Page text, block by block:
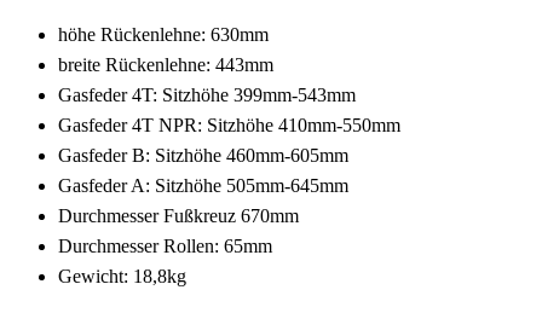
höhe Rückenlehne: 630mm
breite Rückenlehne: 443mm
Gasfeder 4T: Sitzhöhe 399mm-543mm
Gasfeder 4T NPR: Sitzhöhe 410mm-550mm
Gasfeder B: Sitzhöhe 460mm-605mm
Gasfeder A: Sitzhöhe 505mm-645mm
Durchmesser Fußkreuz 670mm
Durchmesser Rollen: 65mm
Gewicht: 18,8kg